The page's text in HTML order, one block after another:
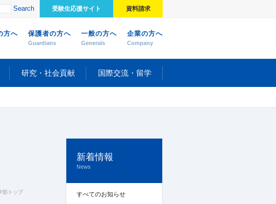
Search 受験生応援サイト 資料請求
方へ 保護者の方へ
Guardians
一般の方へ
Generals
企業の方へ
Company
研究・社会貢献 国際交流・留学
部トップ
新着情報
News
すべてのお知らせ